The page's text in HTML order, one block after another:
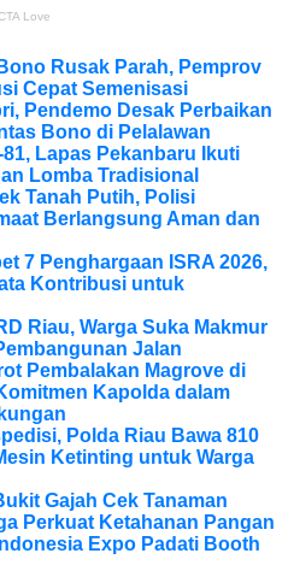
Rusak Parah, Pemprov
Cepat Semenisasi
Pendemo Desak Perbaikan
Bono di Pelalawan
Lapas Pekanbaru Ikuti
Lomba Tradisional
Tanah Putih, Polisi
Berlangsung Aman dan
7 Penghargaan ISRA 2026,
Kontribusi untuk
Riau, Warga Suka Makmur
Jalan
Pembalakan Magrove di
Kapolda dalam
Polda Riau Bawa 810
Ketinting untuk Warga
Gajah Cek Tanaman
Perkuat Ketahanan Pangan
Expo Padati Booth